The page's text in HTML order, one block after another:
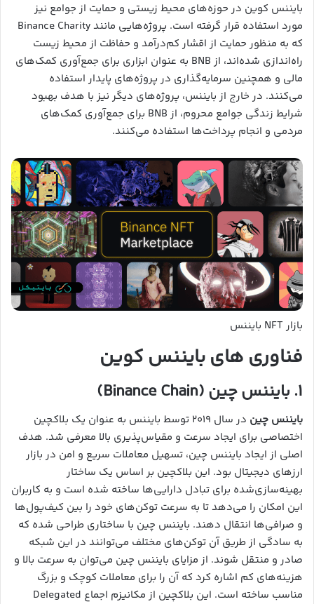
بایننس کوین در حوزه‌های محیط زیستی و حمایت از جوامع نیز
مورد استفاده قرار گرفته است. پروژه‌هایی مانند Binance Charity
که به منظور حمایت از اقشار کم‌درآمد و حفاظت از محیط زیست
راه‌اندازی شده‌اند، از BNB به عنوان ابزاری برای جمع‌آوری کمک‌های
مالی و همچنین سرمایه‌گذاری در پروژه‌های پایدار استفاده
می‌کنند. در خارج از بایننس، پروژه‌های دیگر نیز با هدف بهبود
شرایط زندگی جوامع محروم، از BNB برای جمع‌آوری کمک‌های
مردمی و انجام پرداخت‌ها استفاده می‌کنند.
بازار NFT بایننس
فناوری های بایننس کوین
۱. بایننس چین (Binance Chain)
بایننس چین
در سال ۲۰۱۹ توسط بایننس به عنوان یک بلاکچین
اختصاصی برای ایجاد سرعت و مقیاس‌پذیری بالا معرفی شد. هدف
اصلی از ایجاد بایننس چین، تسهیل معاملات سریع و امن در بازار
ارزهای دیجیتال بود. این بلاکچین بر اساس یک ساختار
بهینه‌سازی‌شده برای تبادل دارایی‌ها ساخته شده است و به کاربران
این امکان را می‌دهد تا به سرعت توکن‌های خود را بین کیف‌پول‌ها
و صرافی‌ها انتقال دهند. بایننس چین با ساختاری طراحی شده که
به سادگی از طریق آن توکن‌های مختلف می‌توانند در این شبکه
صادر و منتقل شوند. از مزایای بایننس چین می‌توان به سرعت بالا و
هزینه‌های کم اشاره کرد که آن را برای معاملات کوچک و بزرگ
مناسب ساخته است. این بلاکچین از مکانیزم اجماع Delegated